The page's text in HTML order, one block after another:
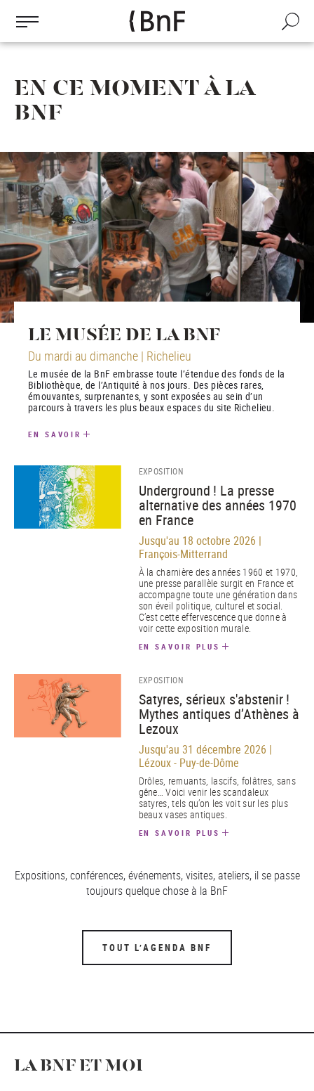
contenu
Recherche
EN CE MOMENT À LA
BNF
LE MUSÉE DE LA BNF
Du mardi au dimanche | Richelieu
Le musée de la BnF embrasse toute l’étendue des fonds de la
Bibliothèque, de l’Antiquité à nos jours. Des pièces rares,
émouvantes, surprenantes, y sont exposées au sein d’un
parcours à travers les plus beaux espaces du site Richelieu.
EN SAVOIR
EXPOSITION
Underground ! La presse
alternative des années 1970
en France
Jusqu'au 18 octobre 2026 |
François-Mitterrand
À la charnière des années 1960 et 1970,
une presse parallèle surgit en France et
accompagne toute une génération dans
son éveil politique, culturel et social.
C’est cette effervescence que donne à
voir cette exposition murale.
EN SAVOIR PLUS
EXPOSITION
Satyres, sérieux s'abstenir !
Mythes antiques d’Athènes à
Lezoux
Jusqu'au 31 décembre 2026 |
Lézoux - Puy-de-Dôme
Drôles, remuants, lascifs, folâtres, sans
gêne… Voici venir les scandaleux
satyres, tels qu’on les voit sur les plus
beaux vases antiques.
EN SAVOIR PLUS
Expositions, conférences, événements, visites, ateliers, il se passe
toujours quelque chose à la BnF
TOUT L’AGENDA BNF
LA BNF ET MOI